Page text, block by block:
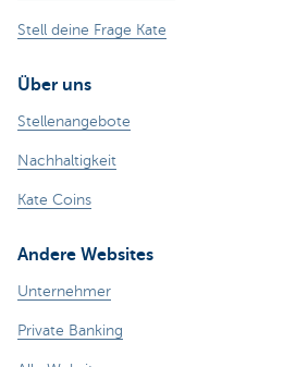
Stell deine Frage Kate
Über uns
Stellenangebote
Nachhaltigkeit
Kate Coins
Andere Websites
Unternehmer
Private Banking